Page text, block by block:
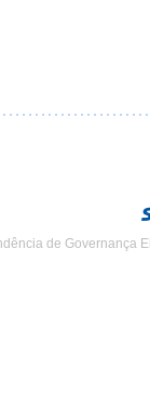
de Governança